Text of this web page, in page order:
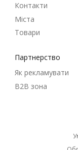
Контакти
Міста
Товари
Партнерство
Як рекламувати
B2B зона